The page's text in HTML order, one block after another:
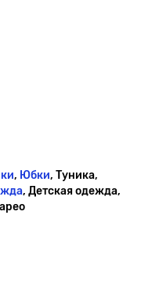
, Юбки, Туника,
, Детская одежда,